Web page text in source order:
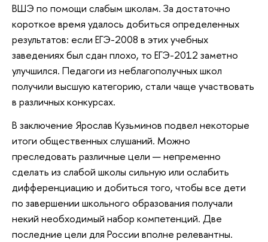
ВШЭ по помощи слабым школам. За достаточно
короткое время удалось добиться определенных
результатов: если ЕГЭ-2008 в этих учебных
заведениях был сдан плохо, то ЕГЭ-2012 заметно
улучшился. Педагоги из неблагополучных школ
получили высшую категорию, стали чаще участвовать
в различных конкурсах.
В заключение Ярослав Кузьминов подвел некоторые
итоги общественных слушаний. Можно
преследовать различные цели — непременно
сделать из слабой школы сильную или ослабить
дифференциацию и добиться того, чтобы все дети
по завершении школьного образования получали
некий необходимый набор компетенций. Две
последние цели для России вполне релевантны.